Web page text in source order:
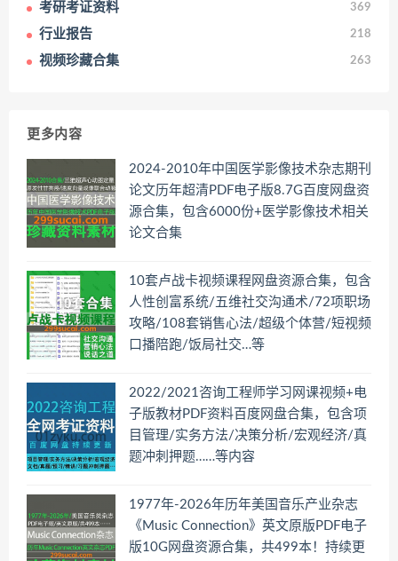
考研考证资料 369
行业报告 218
视频珍藏合集 263
更多内容
2024-2010年中国医学影像技术杂志期刊
论文历年超清PDF电子版8.7G百度网盘资
源合集，包含6000份+医学影像技术相关
论文合集
10套卢战卡视频课程网盘资源合集，包含
人性创富系统/五维社交沟通术/72项职场
攻略/108套销售心法/超级个体营/短视频
口播陪跑/饭局社交…等
2022/2021咨询工程师学习网课视频+电
子版教材PDF资料百度网盘合集，包含项
目管理/实务方法/决策分析/宏观经济/真
题冲刺押题……等内容
1977年-2026年历年美国音乐产业杂志
《Music Connection》英文原版PDF电子
版10G网盘资源合集，共499本！持续更